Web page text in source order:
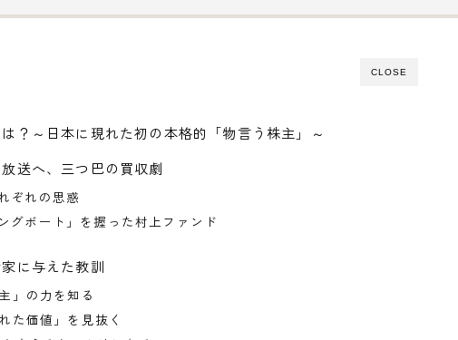
CLOSE
？～日本に現れた初の本格的「物言う株主」～
送へ、三つ巴の買収劇
ぞれの思惑
グボート」を握った村上ファンド
に与えた教訓
」の力を知る
た価値」を見抜く